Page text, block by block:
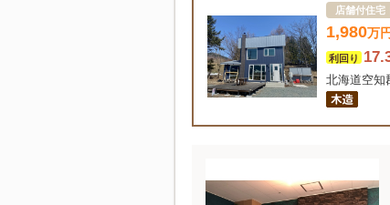
店舗付住宅
1,980万円
利回り
北海道空知